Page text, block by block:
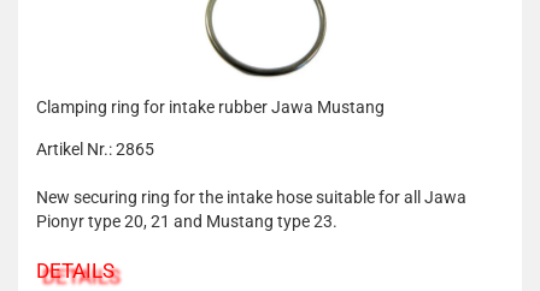
Clamping ring for intake rubber Jawa Mustang
Artikel Nr.: 2865
New securing ring for the intake hose suitable for all Jawa
Pionyr type 20, 21 and Mustang type 23.
DETAILS